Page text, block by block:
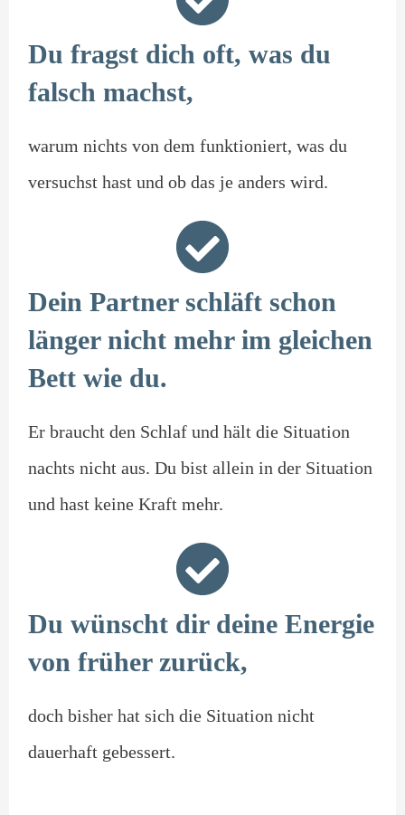
Du fragst dich oft, was du
falsch machst,
warum nichts von dem funktioniert, was du
versuchst hast und ob das je anders wird.
Dein Partner schläft schon
länger nicht mehr im gleichen
Bett wie du.
Er braucht den Schlaf und hält die Situation
nachts nicht aus. Du bist allein in der Situation
und hast keine Kraft mehr.
Du wünscht dir deine Energie
von früher zurück,
doch bisher hat sich die Situation nicht
dauerhaft gebessert.